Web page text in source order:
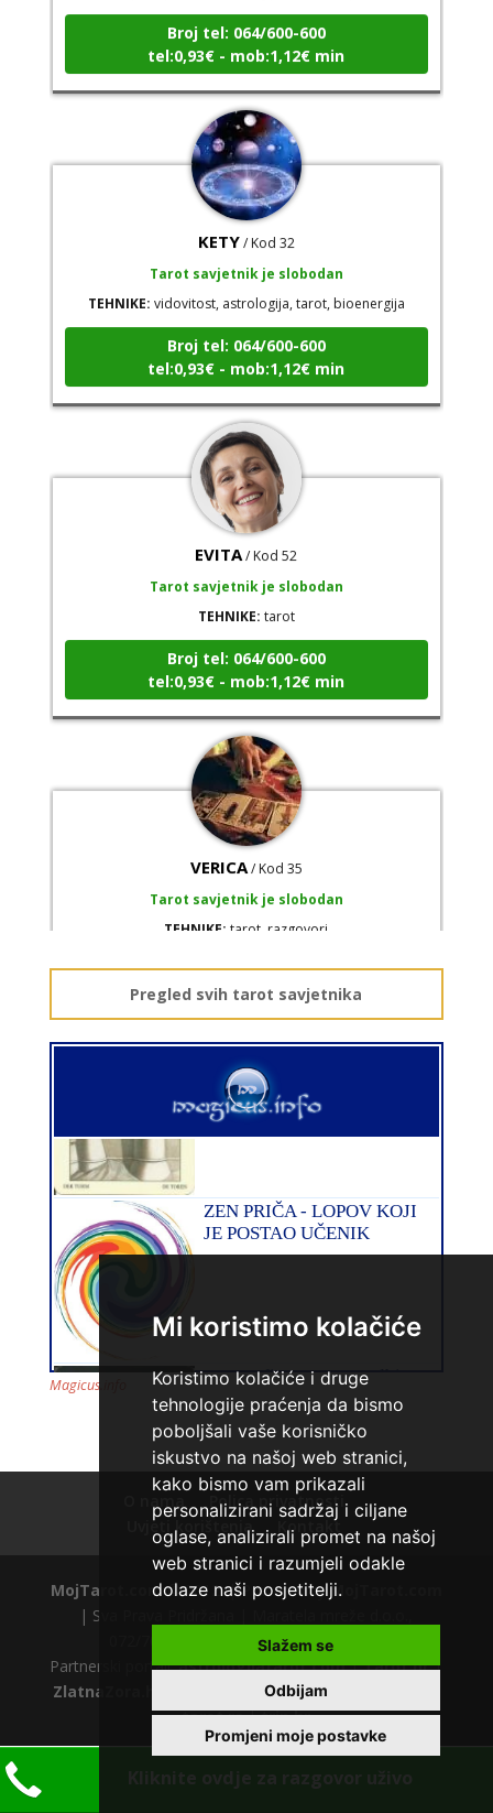
Mi koristimo kolačiće
Koristimo kolačiće i druge
tehnologije praćenja da bismo
poboljšali vaše korisničko
iskustvo na našoj web stranici,
kako bismo vam prikazali
personalizirani sadržaj i ciljane
oglase, analizirali promet na našoj
web stranici i razumjeli odakle
dolaze naši posjetitelji.
Slažem se
Odbijam
Promjeni moje postavke
Broj tel: 064/600-600
tel:0,93€ - mob:1,12€ min
KETY/ Kod 32
vidovitost, astrologija, tarot, bioenergija
Broj tel: 064/600-600
tel:0,93€ - mob:1,12€ min
EVITA/ Kod 52
TEHNIKE: tarot
Broj tel: 064/600-600
tel:0,93€ - mob:1,12€ min
VERICA/ Kod 35
TEHNIKE:
tarot, razgovori
tel:0,93€ - mob:1,12€ min
KRISTINA
Tarot savjetnik je zauzet
TEHNIKE: asrologija; numerologija, tarot
VESNA
/ Kod 05
Tarot savjetnik je slobodan
numerologija, anđeoski i ljubavni tarot, visak, yi
ching, knjiga promjena mudrosti, rune, izrada runskih
amajlija
Broj tel: 064/600-600
tel:0,93€ - mob:1,12€ min
Pregled svih tarot savjetnika
Magicus.info
Polica privatnosti
Uvjeti korištenja
Kontakt
MojTarot.com© 2012. | Powered byMojTarot.com
| Sva Prava Pridržana | Maratela mreže d.o.o.,
Polica privatnosti
Partnerski portali:astrologijatarot.com|Tarot.hr|
ZlatnaZora.hr
AstrologijaTarot.com.hr
tarot.rs|trip.hr